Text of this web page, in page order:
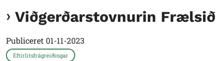
Viðgerðarstovnurin Frælsið
Publiceret 01-11-2023
Eftirlitsfrágreiðingar